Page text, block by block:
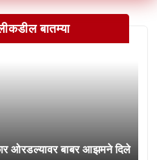
बातम्या
ओरडल्यावर बाबर आझमने दिले